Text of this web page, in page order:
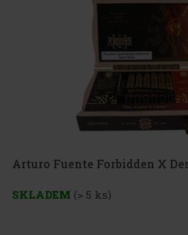
Arturo Fuente Forbidden X
SKLADEM (> 5 ks)